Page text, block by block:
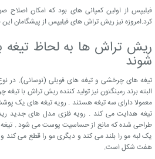
فیلیپس از اولین کمپانی های بود که امکان
کرد.امروزه نیز ریش تراش های فیلیپس از
ریش تراش ها به لحاظ تیغه
شوند
تیغه های چرخشی و تیغه های فویلی (نوسانی). در
البته برند رمینگتون نیز تولید کننده ریش تراش
معمولا دارای سه تیغه هستند . رویه تیغه های یک
تیغه هدایت می کند . رویه فلزی مدل های جدید
طراحی شده که مانع از حساسیت پوست می شود .
یک لبه مو را بلند می کند و دیگری مو را قطع می کند
هفت شکل است.